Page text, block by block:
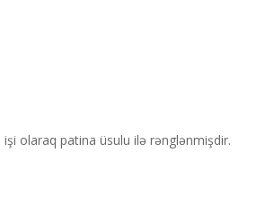
olaraq patina üsulu ilə rənglənmişdir.